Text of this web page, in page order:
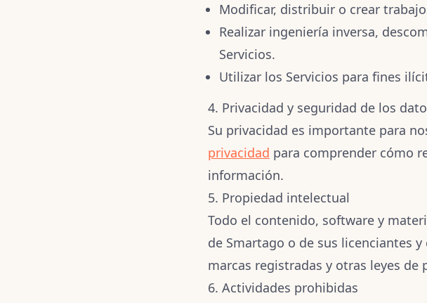
Modificar, distribuir o crear
Realizar ingeniería inversa,
Servicios.
Utilizar los Servicios para fines
4. Privacidad y seguridad de los
Su privacidad es importante para
privacidad para comprender cómo
información.
5. Propiedad intelectual
Todo el contenido, software y
de Smartago o de sus licenciantes
marcas registradas y otras leyes de
6. Actividades prohibidas